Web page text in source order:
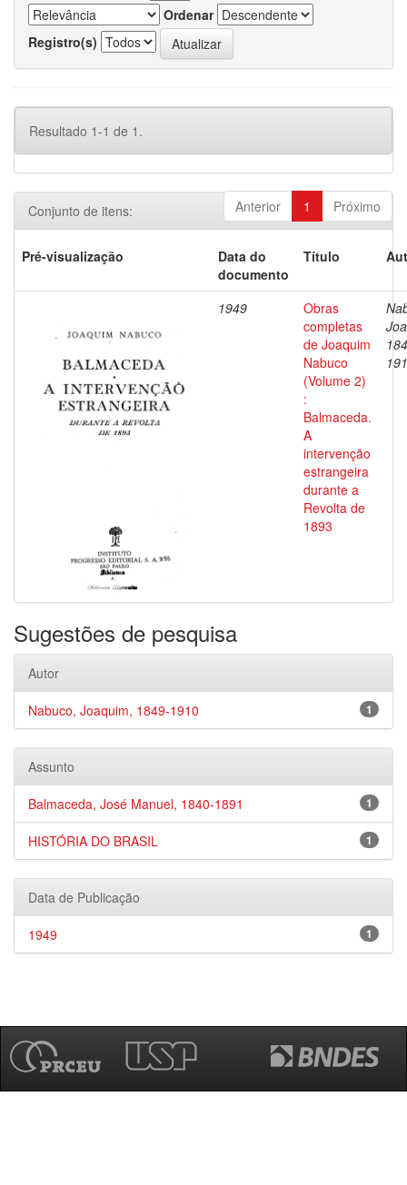
Ordenar
Registro(s)
Resultado 1-1 de 1.
Anterior 1 Próximo
Conjunto de itens:
Pré-visualização
Data do
documento
Título
1949
Obras
completas
de Joaquim
Nabuco
(Volume 2)
:
Balmaceda.
A
intervenção
estrangeira
durante a
Revolta de
1893
Sugestões de pesquisa
Autor
1
Nabuco, Joaquim, 1849-1910
Assunto
1
Balmaceda, José Manuel, 1840-1891
1
HISTÓRIA DO BRASIL
Data de Publicação
1
1949